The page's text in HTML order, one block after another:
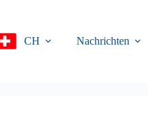
CH
Nachrichten